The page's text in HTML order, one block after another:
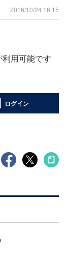
2016/10/24 16:15
用可能です
ログイン